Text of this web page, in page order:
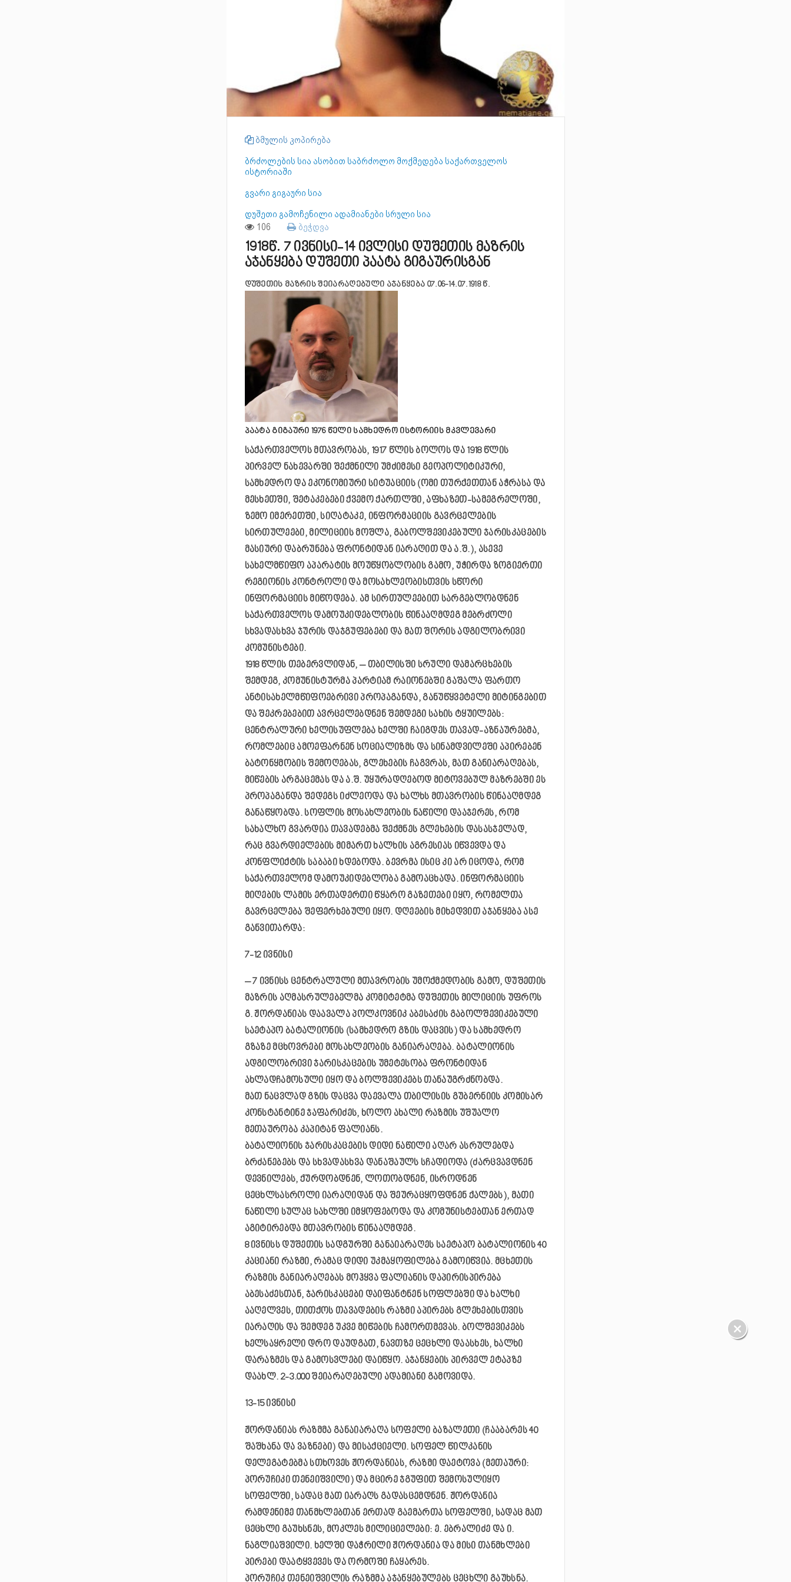
ბმულის კოპირება
ბრძოლების სია ასობით საბრძოლო მოქმედება საქართველოს
ისტორიაში
გვარი გიგაური სია
დუშეთი გამოჩენილი ადამიანები სრული სია
106 ბეჭდვა
1918წ. 7 ივნისი-14 ივლისი დუშეთის მაზრის
აჯანყება დუშეთი პაატა გიგაურისგან
დუშეთის მაზრის შეიარაღებული აჯანყება 07.06-14.07.1918 წ.
პაატა გიგაური 1976 წელი სამხედრო ისტორიის მკვლევარი
საქართველოს მთავრობას, 1917 წლის ბოლოს და 1918 წლის
პირველ ნახევარში შექმნილი უმძიმესი გეოპოლიტიკური,
სამხედრო და ეკონომიური სიტუაციის (ომი თურქეთთან აჭრასა და
მესხეთში, შეტაკებები ქვემო ქართლში, აფხაზეთ-სამეგრელოში,
ზემო იმერეთში, სიღატაკე, ინფორმაციის გავრცელების
სირთულეები, მილიციის მოშლა, გაბოლშევიკებული ჯარისკაცების
მასიური დაბრუნება ფრონტიდან იარაღით და ა.შ.), ასევე
სახელმწიფო აპარატის მოუწყობლობის გამო, უჭირდა ზოგიერთი
რეგიონის კონტროლი და მოსახლეობისთვის სწორი
ინფორმაციის მიწოდება. ამ სირთულეებით სარგებლობდნენ
საქართველოს დამოუკიდებლობის წინააღმდეგ მებრძოლი
სხვადასხვა ჯურის დაჯგუფებები და მათ შორის ადგილობრივი
კომუნისტები.
1918 წლის თებერვლიდან, – თბილისში სრული დამარცხების
შემდეგ, კომუნისტურმა პარტიამ რაიონებში გაშალა ფართო
ანტისახელმწიფოებრივი პროპაგანდა, განუწყვეტელი მიტინგებით
და შეკრებებით ავრცელებდნენ შემდეგი სახის ტყუილებს:
ცენტრალური ხელისუფლება ხელში ჩაიგდეს თავად-აზნაურებმა,
რომლებიც ამოეფარნენ სოციალიზმს და სინამდვილეში აპირებენ
ბატონყმობის შემოღებას, გლეხების ჩაგვრას, მათ განიარაღებას,
მიწების არგაცემას და ა.შ. უყურადღებოდ მიტოვებულ მაზრებში ეს
პროპაგანდა შედეგს იძლეოდა და ხალხს მთავრობის წინააღმდეგ
განაწყობდა. სოფლის მოსახლეობის ნაწილი დააჯერეს, რომ
სახალხო გვარდია თავადებმა შექმნეს გლეხების დასასჯელად,
რაც გვარდიელების მიმართ ხალხის აგრესიას იწვევდა და
კონფლიქტის საბაბი ხდებოდა. ბევრმა ისიც კი არ იცოდა, რომ
საქართველომ დამოუკიდებლობა გამოაცხადა. ინფორმაციის
მიღების ლამის ერთადერთი წყარო გაზეთები იყო, რომელთა
გავრცელება შეფერხებული იყო. დღეების მიხედვით აჯანყება ასე
განვითარდა:
7-12 ივნისი
– 7 ივნისს ცენტრალული მთავრობის უმოქმედობის გამო, დუშეთის
მაზრის აღმასრულებელმა კომიტეტმა დუშეთის მილიციის უფროს
გ. ჟორდანიას დაავალა პოლკოვნიკ აბესაძის გაბოლშევიკებული
საეტაპო ბატალიონის (სამხედრო გზის დაცვის) და სამხედრო
გზაზე მცხოვრები მოსახლეობის განიარაღება. ბატალიონის
ადგილობრივი ჯარისკაცების უმეტესობა ფრონტიდან
ახლადჩამოსული იყო და ბოლშევიკებს თანაუგრძნობდა.
მათ ნაცვლად გზის დაცვა დაევალა თბილისის გუბერნიის კომისარ
კონსტანტინე ჯაფარიძეს, ხოლო ახალი რაზმის უშუალო
მეთაურობა კაპიტან ფალიანს.
ბატალიონის ჯარისკაცების დიდი ნაწილი აღარ ასრულებდა
ბრძანებებს და სხვადასხვა დანაშაულს სჩადიოდა (ძარცვავდნენ
დევნილებს, ქურდობდნენ, ლოთობდნენ, ისროდნენ
ცეცხლსასროლი იარაღიდან და შეურაცყოფდნენ ქალებს), მათი
ნაწილი სულაც სახლში იმყოფებოდა და კომუნისტებთან ერთად
აგიტირებდა მთავრობის წინააღმდეგ.
8 ივნისს დუშეთის სადგურში განაიარაღეს საეტაპო ბატალიონის 40
კაციანი რაზმი, რამაც დიდი უკმაყოფილება გამოიწვია. მცხეთის
რაზმის განიარაღებას მოჰყვა ფალიანის დაპირისპირება
აბესაძესთან, ჯარისკაცები დაიფანტნენ სოფლებში და ხალხი
ააღელვეს, თითქოს თავადების რაზმი აპირებს გლეხებისთვის
იარაღის და შემდეგ უკვე მიწების ჩამორთმევას. ბოლშევიკებს
ხელსაყრელი დრო დაუდგათ, ნავთზე ცეცხლი დაასხეს, ხალხი
დარაზმეს და გამოსვლები დაიწყო. აჯანყების პირველ ეტაპზე
დაახლ. 2-3.000 შეიარაღებული ადამიანი გამოვიდა.
13-15 ივნისი
ჟორდანიას რაზმმა განაიარაღა სოფელი ბაზალეთი (ჩააბარეს 40
შაშხანა და ვაზნები) და მისაქციელი. სოფელ წილკანის
დელეგატებმა სთხოვეს ჟორდანიას, რაზმი დაეტოვა (მეთაური:
პორუჩიკი თენეიშვილი) და მცირე ჯგუფით შემოსულიყო
სოფელში, სადაც მათ იარაღს გადასცემდნენ. ჟორდანია
რამდენიმე თანმხლებთან ერთად გაემართა სოფელში, სადაც მათ
ცეცხლი გაუხსნეს, მოკლეს მილიციელები: ე. ებრალიძე და ი.
ნაგლიაშვილი. ხელში დაჭრილი ჟორდანია და მისი თანმხლები
პირები დაატყვევეს და ორმოში ჩაყარეს.
პორუჩიკ თენეიშვილის რაზმმა აჯანყებულებს ცეცხლი გაუხსნა.